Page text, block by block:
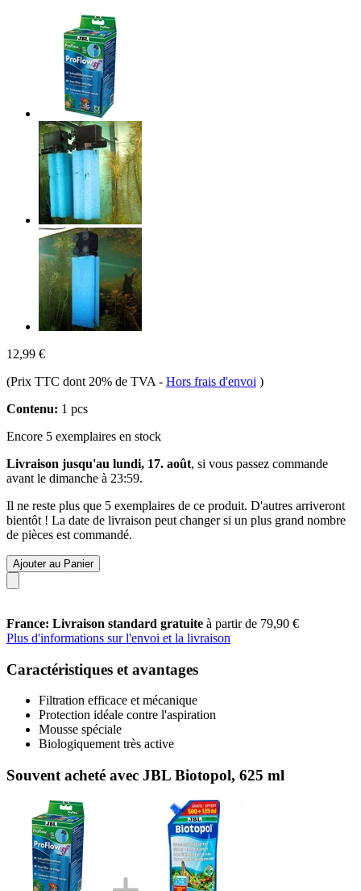
12,99 €
(Prix TTC dont 20% de TVA - Hors frais d'envoi )
Contenu: 1 pcs
Encore 5 exemplaires en stock
Livraison jusqu'au lundi, 17. août, si vous passez commande
avant le dimanche à 23:59.
Il ne reste plus que 5 exemplaires de ce produit. D'autres arriveront
bientôt ! La date de livraison peut changer si un plus grand nombre
de pièces est commandé.
Ajouter au Panier
France: Livraison standard gratuite à partir de 79,90 €
Plus d'informations sur l'envoi et la livraison
Caractéristiques et avantages
Filtration efficace et mécanique
Protection idéale contre l'aspiration
Mousse spéciale
Biologiquement très active
Souvent acheté avec JBL Biotopol, 625 ml